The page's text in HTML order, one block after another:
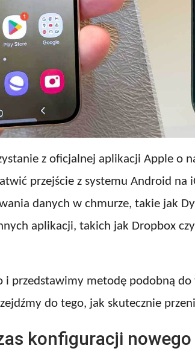
z oficjalnej aplikacji Apple o
przejście z systemu Android na
danych w chmurze, takie jak
aplikacji, takich jak Dropbox
i przedstawimy metodę podobną
do tego, jak skutecznie
konfiguracji nowego